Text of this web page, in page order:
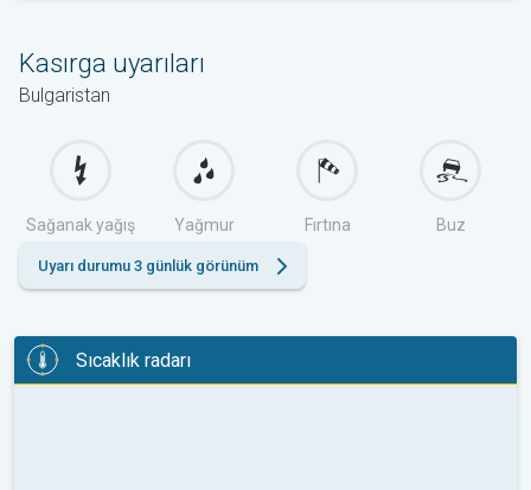
Kasırga uyarıları
Bulgaristan
Sağanak yağış Yağmur Fırtına Buz
Uyarı durumu 3 günlük görünüm
Sıcaklık radarı